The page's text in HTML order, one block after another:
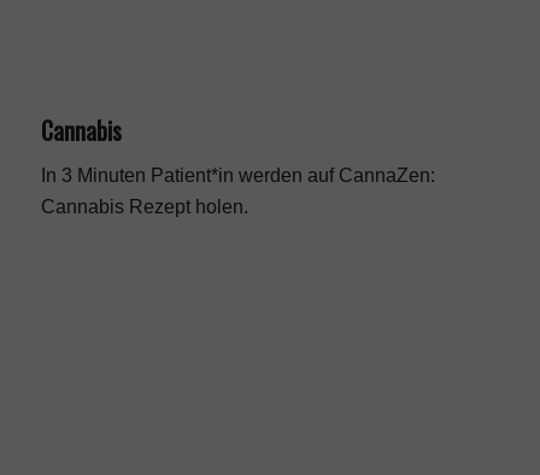
Cannabis
In 3 Minuten Patient*in werden auf CannaZen:
Cannabis Rezeptholen.